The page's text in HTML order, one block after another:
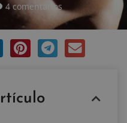
4 comentarios